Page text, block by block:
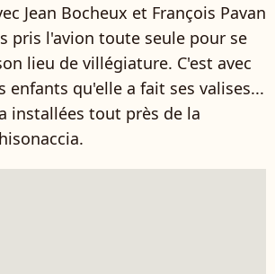
Jean Bocheux et François Pavan
pris l'avion toute seule pour se
lieu de villégiature. C'est avec
enfants qu'elle a fait ses valises...
installées tout près de la